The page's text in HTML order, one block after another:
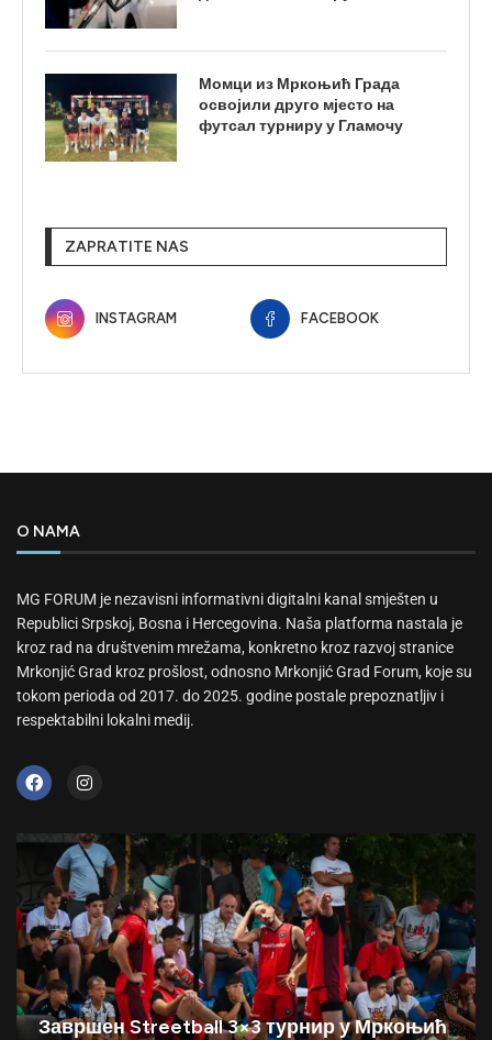
Момци из Мркоњић Града
освојили друго мјесто на
футсал турниру у Гламочу
ZAPRATITE NAS
INSTAGRAM FACEBOOK
O NAMA
MG FORUM je nezavisni informativni digitalni kanal smješten u
Republici Srpskoj, Bosna i Hercegovina. Naša platforma nastala je
kroz rad na društvenim mrežama, konkretno kroz razvoj stranice
Mrkonjić Grad kroz prošlost, odnosno Mrkonjić Grad Forum, koje su
tokom perioda od 2017. do 2025. godine postale prepoznatljiv i
respektabilni lokalni medij.
Завршен Streetball 3×3 турнир у Мркоњић